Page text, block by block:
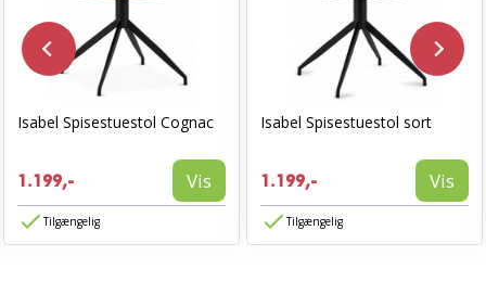
Isabel Spisestuestol Cognac
1.199,- Vis
Tilgængelig
Isabel Spisestuestol sort
1.199,- Vis
Tilgængelig